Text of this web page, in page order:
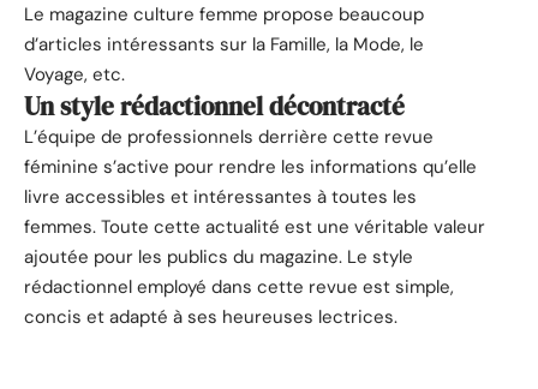
Le magazine culture femme propose beaucoup
d’articles intéressants sur la Famille, la Mode, le
Voyage, etc.
Un style rédactionnel décontracté
L’équipe de professionnels derrière cette revue
féminine s’active pour rendre les informations qu’elle
livre accessibles et intéressantes à toutes les
femmes. Toute cette actualité est une véritable valeur
ajoutée pour les publics du magazine. Le style
rédactionnel employé dans cette revue est simple,
concis et adapté à ses heureuses lectrices.